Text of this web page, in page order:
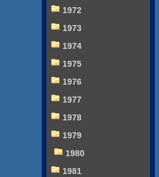
1972
1973
1974
1975
1976
1977
1978
1979
1980
1981